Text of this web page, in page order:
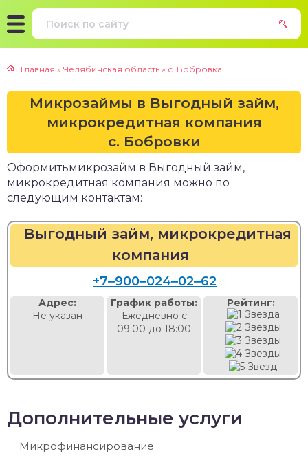
Главная » Челябинская область » с. Бобровка
Микрозаймы в Выгодный займ,
микрокредитная компания
с. Бобровки
Оформитьмикрозайм в Выгодный займ,
микрокредитная компания можно по
следующим контактам:
Выгодный займ, микрокредитная
компания
+7‒900‒024‒02‒62
Адрес:
Не указан
График работы:
Ежедневно с
09:00 до 18:00
Рейтинг:
Дополнительные услуги
Микрофинансирование